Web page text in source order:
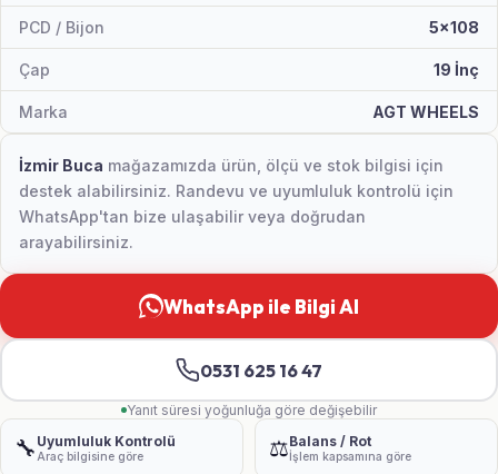
PCD / Bijon 5x108
Çap 19 İnç
Marka AGT WHEELS
İzmir Buca mağazamızda ürün, ölçü ve stok bilgisi için
destek alabilirsiniz. Randevu ve uyumluluk kontrolü için
WhatsApp'tan bize ulaşabilir veya doğrudan
arayabilirsiniz.
WhatsApp ile Bilgi Al
0531 625 16 47
Yanıt süresi yoğunluğa göre değişebilir
🔧 Uyumluluk Kontrolü
Araç bilgisine göre ⚖️Balans / Rot
İşlem kapsamına göre